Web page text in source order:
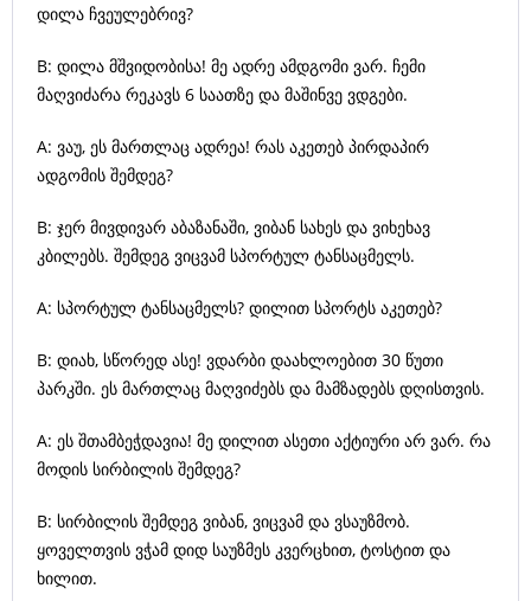
დილა ჩვეულებრივ?
B: დილა მშვიდობისა! მე ადრე ამდგომი ვარ. ჩემი
მაღვიძარა რეკავს 6 საათზე და მაშინვე ვდგები.
A: ვაუ, ეს მართლაც ადრეა! რას აკეთებ პირდაპირ
ადგომის შემდეგ?
B: ჯერ მივდივარ აბაზანაში, ვიბან სახეს და ვიხეხავ
კბილებს. შემდეგ ვიცვამ სპორტულ ტანსაცმელს.
A: სპორტულ ტანსაცმელს? დილით სპორტს აკეთებ?
B: დიახ, სწორედ ასე! ვდარბი დაახლოებით 30 წუთი
პარკში. ეს მართლაც მაღვიძებს და მამზადებს დღისთვის.
A: ეს შთამბეჭდავია! მე დილით ასეთი აქტიური არ ვარ. რა
მოდის სირბილის შემდეგ?
B: სირბილის შემდეგ ვიბან, ვიცვამ და ვსაუზმობ.
ყოველთვის ვჭამ დიდ საუზმეს კვერცხით, ტოსტით და
ხილით.